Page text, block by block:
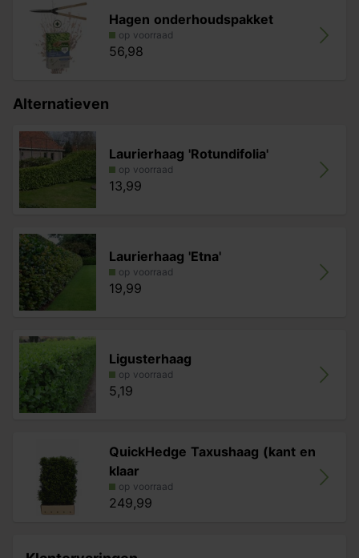
Hagen onderhoudspakket
op voorraad
56,98
Alternatieven
Laurierhaag 'Rotundifolia'
op voorraad
13,99
Laurierhaag 'Etna'
op voorraad
19,99
Ligusterhaag
op voorraad
5,19
QuickHedge Taxushaag (kant en
klaar
op voorraad
249,99